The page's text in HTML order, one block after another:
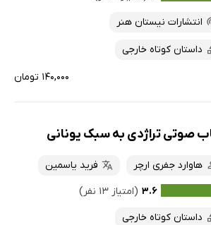
انتشارات نیستان هنر
داستان کوتاه خارجی
۱۴۰,۰۰۰ تومان
صوتی تراژدی به سبک یونانی
هاوارد جفری ارچر
فرید یاسمین
۳.۶ (امتیاز ۱۳ نفر)
داستان کوتاه خارجی